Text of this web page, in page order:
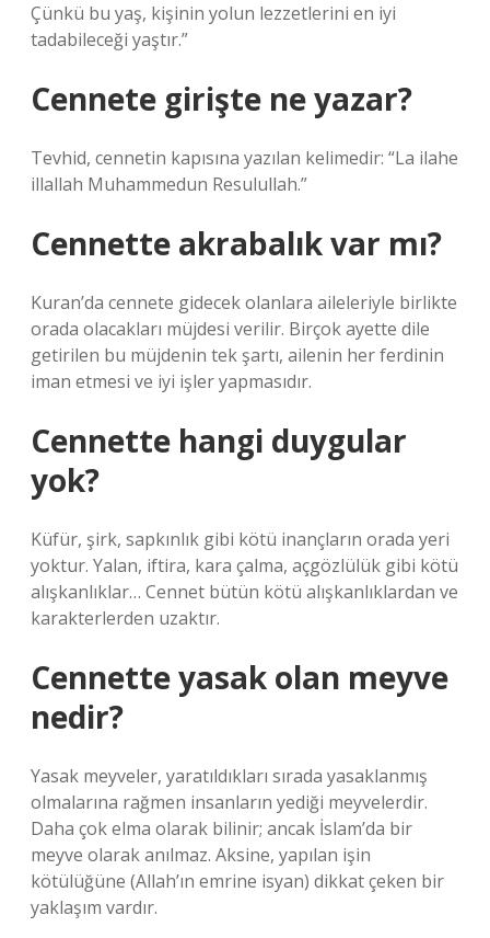
Çünkü bu yaş, kişinin yolun lezzetlerini en iyi
tadabileceği yaştır.”
Cennete girişte ne yazar?
Tevhid, cennetin kapısına yazılan kelimedir: “La ilahe
illallah Muhammedun Resulullah.”
Cennette akrabalık var mı?
Kuran’da cennete gidecek olanlara aileleriyle birlikte
orada olacakları müjdesi verilir. Birçok ayette dile
getirilen bu müjdenin tek şartı, ailenin her ferdinin
iman etmesi ve iyi işler yapmasıdır.
Cennette hangi duygular
yok?
Küfür, şirk, sapkınlık gibi kötü inançların orada yeri
yoktur. Yalan, iftira, kara çalma, açgözlülük gibi kötü
alışkanlıklar… Cennet bütün kötü alışkanlıklardan ve
karakterlerden uzaktır.
Cennette yasak olan meyve
nedir?
Yasak meyveler, yaratıldıkları sırada yasaklanmış
olmalarına rağmen insanların yediği meyvelerdir.
Daha çok elma olarak bilinir; ancak İslam’da bir
meyve olarak anılmaz. Aksine, yapılan işin
kötülüğüne (Allah’ın emrine isyan) dikkat çeken bir
yaklaşım vardır.